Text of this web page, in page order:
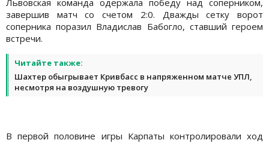
завершив матч со счетом 2:0. Дважды сетку ворот
соперника поразил Владислав Бабогло, ставший героем
встречи.
Читайте также:
Шахтер обыгрывает Кривбасс в напряженном матче УПЛ,
несмотря на воздушную тревогу
В первой половине игры Карпаты контролировали ход